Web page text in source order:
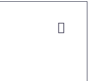

